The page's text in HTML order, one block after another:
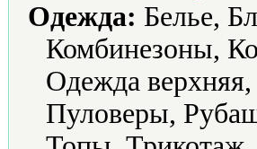
Одежда: Белье,
Комбинезоны,
Одежда
Пуловеры,